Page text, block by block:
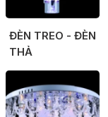
ĐÈN TREO - ĐÈN
THẢ